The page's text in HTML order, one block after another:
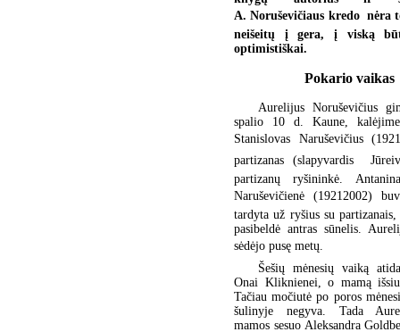
A. Noruševičiaus kredo  nėra
neišeitų į gera, į viską
optimistiškai.
Pokario vaikas
Aurelijus Noruševičius
spalio 10 d. Kaune,
Stanislovas Naruševičius
partizanas (slapyvardis 
partizanų ryšininkė.
Naruševičienė (19212002)
tardyta už ryšius su
pasibeldė antras sūnelis.
sėdėjo pusę metų.
Šešių mėnesių vaiką
Onai Kliknienei, o mamą
Tačiau močiutė po poros
šulinyje negyva. Tada
mamos sesuo Aleksandra